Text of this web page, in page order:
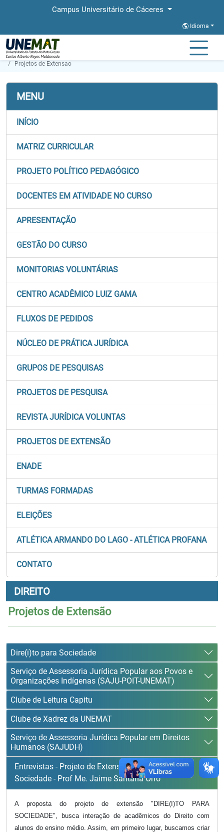
Campus Universitário de Cáceres
Idioma
Página Inicial
Direito
Projetos de Extensao
MENU
INÍCIO
MATRIZ CURRICULAR
PROJETO POLÍTICO PEDAGÓGICO
DOCENTES EM ATIVIDADE NO CURSO
APRESENTAÇÃO
GESTÃO DO CURSO
MONITORIAS VOLUNTÁRIAS
CENTRO ACADÊMICO LUIZ GAMA
FLUXOS DE PEDIDOS
NÚCLEO DE PRÁTICA JURÍDICA
GRUPOS DE PESQUISAS
PROJETOS DE PESQUISA
REVISTA JURÍDICA VOLUNTAS
PROJETOS DE EXTENSÃO
ENADE
TURMAS FORMADAS
ELEIÇÕES
ATLÉTICA ARMANDO DO LAGO - ATLÉTICA PROFANA
CONTATO
DIREITO
Projetos de Extensão
Dire(i)to para Sociedade
Serviço de Assessoria Jurídica Popular aos Povos e
Organizações Indígenas (SAJU-POIT-UNEMAT)
Clube de Leitura Capitu
Clube de Xadrez da UNEMAT
Serviço de Assessoria Jurídica Popular em Direitos
Humanos (SAJUDH)
Entrevistas - Projeto de Extensão Dire(i)to para
Sociedade - Prof Me. Jaime Santana Orro
A proposta do projeto de extensão "DIRE(I)TO PARA
SOCIEDADE", busca interação de acadêmicos do Direito com
alunos do ensino médio. Assim, em primeiro lugar, buscamos criar